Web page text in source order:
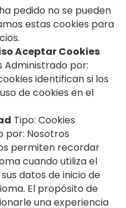
pedido no se pueden
estas cookies para
Aceptar Cookies
Administrado por:
identifican si los
de cookies en el
Tipo: Cookies
por: Nosotros
permiten recordar
cuando utiliza el
datos de inicio de
El propósito de
una experiencia